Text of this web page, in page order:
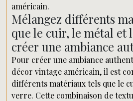
américain.
Mélangez différents
que le cuir, le métal et
créer une ambiance
Pour créer une ambiance
décor vintage américain, il est
différents matériaux tels que le
verre. Cette combinaison de